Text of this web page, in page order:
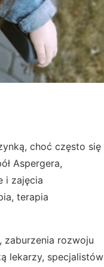
choć często się
Aspergera,
i zajęcia
terapia
zaburzenia rozwoju
lekarzy, specjalistów